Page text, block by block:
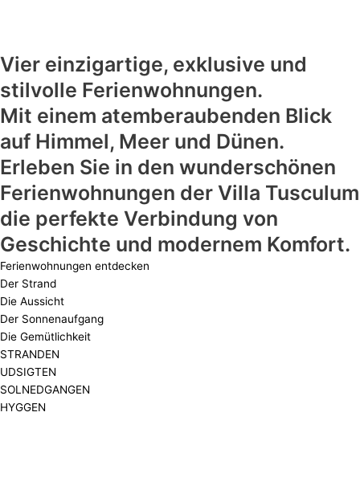
Vier einzigartige, exklusive und
stilvolle Ferienwohnungen.
Mit einem atemberaubenden Blick
auf Himmel, Meer und Dünen.
Erleben Sie in den wunderschönen
Ferienwohnungen der Villa Tusculum
die perfekte Verbindung von
Geschichte und modernem Komfort.
Ferienwohnungen entdecken
Der Strand
Die Aussicht
Der Sonnenaufgang
Die Gemütlichkeit
STRANDEN
UDSIGTEN
SOLNEDGANGEN
HYGGEN